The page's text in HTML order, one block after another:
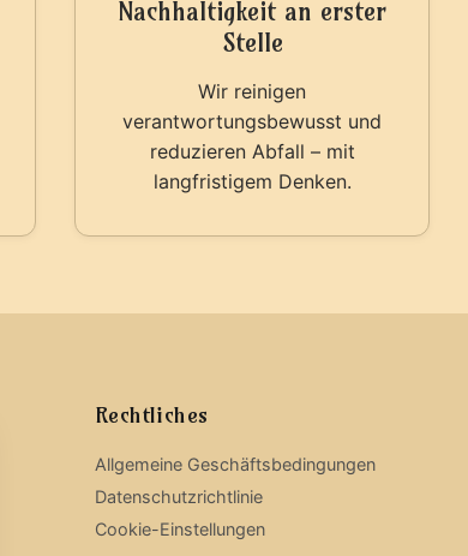
Nachhaltigkeit an erster
Stelle
Wir reinigen
verantwortungsbewusst und
reduzieren Abfall – mit
langfristigem Denken.
Rechtliches
Allgemeine Geschäftsbedingungen
Datenschutzrichtlinie
Cookie-Einstellungen